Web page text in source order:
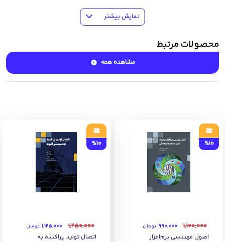
درصورتی که موفق به خرید اینترنتی کتاب نشدید می توانید برای
نمایش بیشتر
محصولات مرتبط
مشاهده همه
%10
۱,۱۰۰,۰۰۰ ۹۹۰,۰۰۰ تومان
اصول مهندسی نرم‌افزار
%10
۱,۲۵۰,۰۰۰ ۱,۱۲۵,۰۰۰ تومان
اتصال تولید پراکنده به